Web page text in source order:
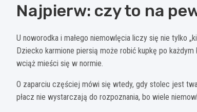
Najpierw: czy to na
U noworodka i małego niemowlęcia liczy się nie tylko
Dziecko karmione piersią może robić kupkę po
wciąż mieści się w normie.
O zaparciu częściej mówi się wtedy, gdy stolec jest
płacz nie wystarczają do rozpoznania, bo wiele